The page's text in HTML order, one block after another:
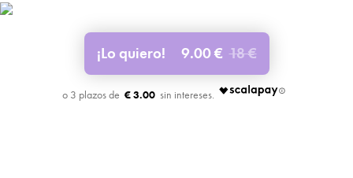
¡Lo quiero! 9.00 € 18 €
€ 3.00